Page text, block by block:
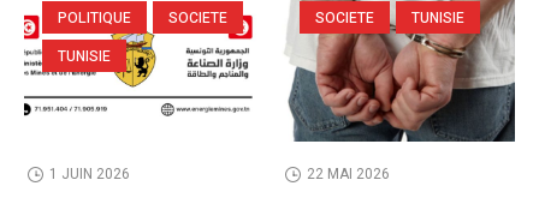
POLITIQUE
SOCIETE
TUNISIE
1 JUIN 2026
SOCIETE TUNISIE
22 MAI 2026